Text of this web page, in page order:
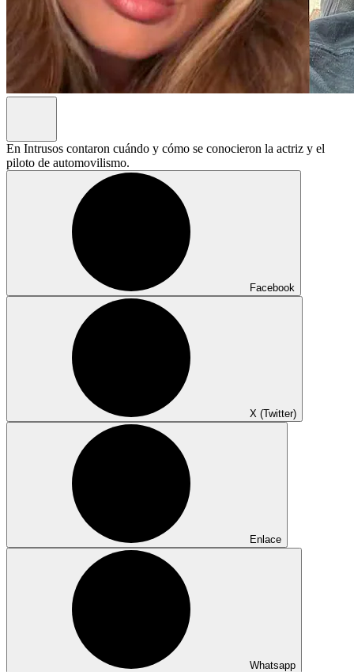
En Intrusos contaron cuándo y cómo se conocieron la actriz y el
piloto de automovilismo.
Facebook
X (Twitter)
Enlace
Whatsapp